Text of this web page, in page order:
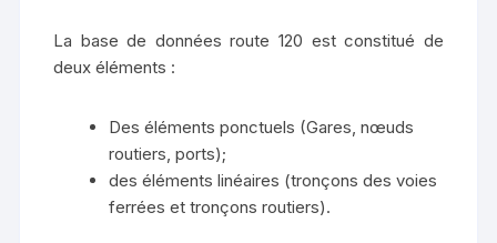
La base de données route 120 est constitué de
deux éléments :
Des éléments ponctuels (Gares, nœuds
routiers, ports);
des éléments linéaires (tronçons des voies
ferrées et tronçons routiers).